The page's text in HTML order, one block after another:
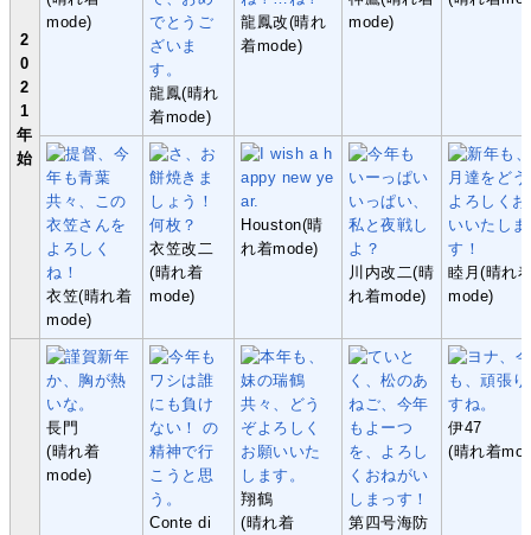
2
0
2
1
年
始
mode)
龍鳳(晴れ
着mode)
龍鳳改(晴れ
着mode)
mode)
衣笠(晴れ着
mode)
衣笠改二
(晴れ着
mode)
Houston(晴
れ着mode)
川内改二(晴
れ着mode)
睦月(晴れ
mode)
長門
(晴れ着
mode)
Conte di
翔鶴
(晴れ着
第四号海防
伊47
(晴れ着